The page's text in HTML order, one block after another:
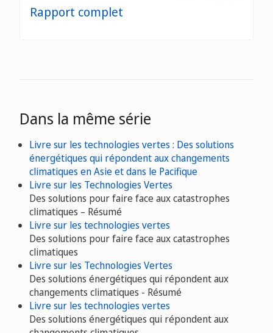
Rapport complet
Dans la même série
Livre sur les technologies vertes : Des solutions
énergétiques qui répondent aux changements
climatiques en Asie et dans le Pacifique
Livre sur les Technologies Vertes
Des solutions pour faire face aux catastrophes
climatiques – Résumé
Livre sur les technologies vertes
Des solutions pour faire face aux catastrophes
climatiques
Livre sur les Technologies Vertes
Des solutions énergétiques qui répondent aux
changements climatiques - Résumé
Livre sur les technologies vertes
Des solutions énergétiques qui répondent aux